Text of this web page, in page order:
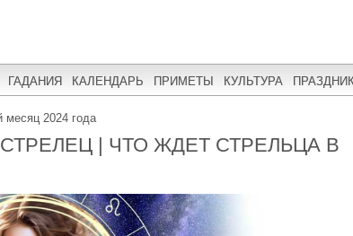
ГАДАНИЯ КАЛЕНДАРЬ ПРИМЕТЫ КУЛЬТУРА
месяц 2024 года
| ЧТО ЖДЕТ СТРЕЛЬЦА В